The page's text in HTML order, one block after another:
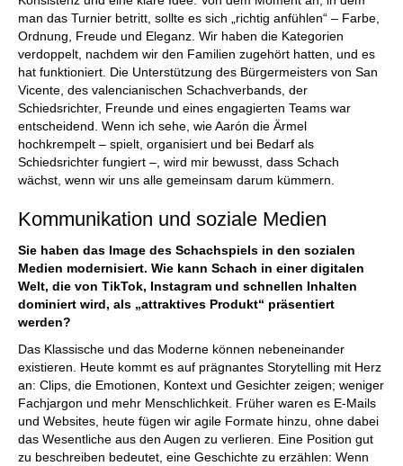
man das Turnier betritt, sollte es sich „richtig anfühlen“ – Farbe,
Ordnung, Freude und Eleganz. Wir haben die Kategorien
verdoppelt, nachdem wir den Familien zugehört hatten, und es
hat funktioniert. Die Unterstützung des Bürgermeisters von San
Vicente, des valencianischen Schachverbands, der
Schiedsrichter, Freunde und eines engagierten Teams war
entscheidend. Wenn ich sehe, wie Aarón die Ärmel
hochkrempelt – spielt, organisiert und bei Bedarf als
Schiedsrichter fungiert –, wird mir bewusst, dass Schach
wächst, wenn wir uns alle gemeinsam darum kümmern.
Kommunikation und soziale Medien
Sie haben das Image des Schachspiels in den sozialen
Medien modernisiert. Wie kann Schach in einer digitalen
Welt, die von TikTok, Instagram und schnellen Inhalten
dominiert wird, als „attraktives Produkt“ präsentiert
werden?
Das Klassische und das Moderne können nebeneinander
existieren. Heute kommt es auf prägnantes Storytelling mit Herz
an: Clips, die Emotionen, Kontext und Gesichter zeigen; weniger
Fachjargon und mehr Menschlichkeit. Früher waren es E-Mails
und Websites, heute fügen wir agile Formate hinzu, ohne dabei
das Wesentliche aus den Augen zu verlieren. Eine Position gut
zu beschreiben bedeutet, eine Geschichte zu erzählen: Wenn